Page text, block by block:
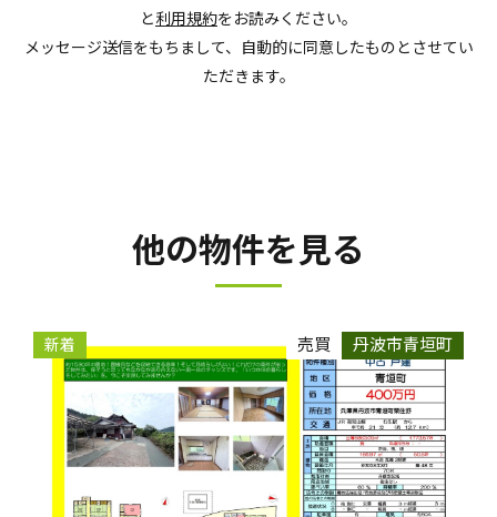
と利用規約をお読みください。
メッセージ送信をもちまして、自動的に同意したものとさせてい
ただきます。
他の物件を見る
新着 売買 丹波市青垣町